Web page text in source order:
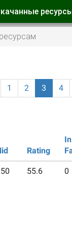
1 2 3 4
Rating
In
55.6 0